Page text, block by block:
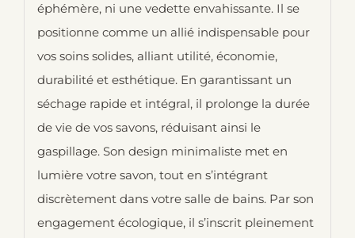
éphémère, ni une vedette envahissante. Il se
positionne comme un allié indispensable pour
vos soins solides, alliant utilité, économie,
durabilité et esthétique. En garantissant un
séchage rapide et intégral, il prolonge la durée
de vie de vos savons, réduisant ainsi le
gaspillage. Son design minimaliste met en
lumière votre savon, tout en s’intégrant
discrètement dans votre salle de bains. Par son
engagement écologique, il s’inscrit pleinement